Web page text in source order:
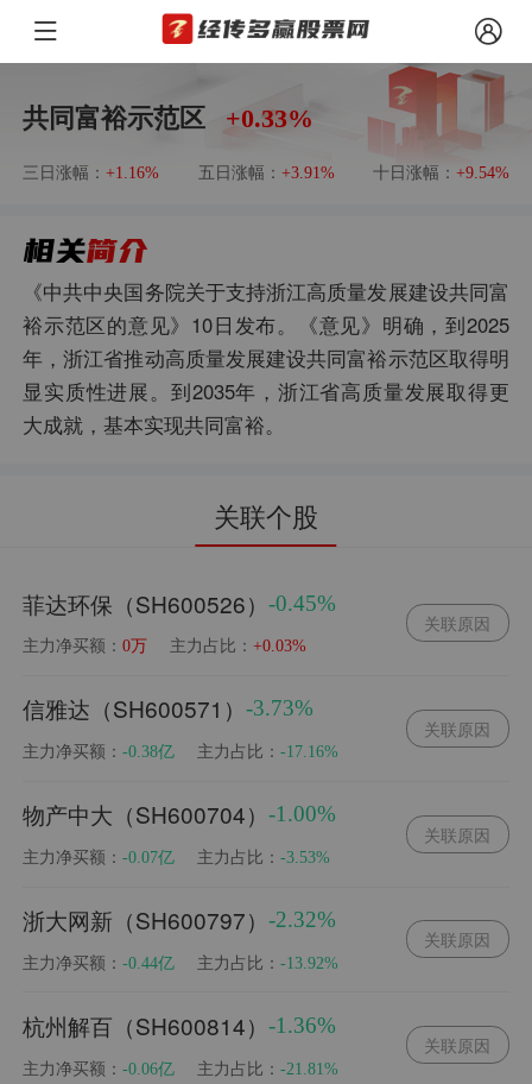
共同富裕示范区 +0.33%
三日涨幅：+1.16% 五日涨幅： +3.91% 十日涨幅： +9.54%
《中共中央国务院关于支持浙江高质量发展建设共同富
裕示范区的意见》10日发布。《意见》明确，到2025
年，浙江省推动高质量发展建设共同富裕示范区取得明
显实质性进展。到2035年，浙江省高质量发展取得更
大成就，基本实现共同富裕。
关联个股
菲达环保（SH600526）-0.45%
主力净买额：0万 主力占比：+0.03%
关联原因
信雅达（SH600571）-3.73%
主力净买额：-0.38亿 主力占比：-17.16%
关联原因
物产中大（SH600704）-1.00%
主力净买额：-0.07亿 主力占比：-3.53%
关联原因
浙大网新（SH600797）-2.32%
主力净买额：-0.44亿 主力占比：-13.92%
关联原因
杭州解百（SH600814）-1.36%
主力净买额：-0.06亿 主力占比：-21.81%
关联原因